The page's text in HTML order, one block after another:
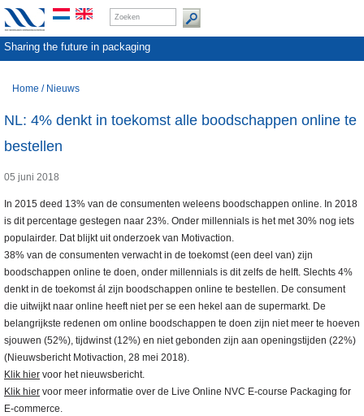
Sharing the future in packaging
Home / Nieuws
NL: 4% denkt in toekomst alle boodschappen online te
bestellen
05 juni 2018
In 2015 deed 13% van de consumenten weleens boodschappen online. In 2018
is dit percentage gestegen naar 23%. Onder millennials is het met 30% nog iets
populairder. Dat blijkt uit onderzoek van Motivaction.
38% van de consumenten verwacht in de toekomst (een deel van) zijn
boodschappen online te doen, onder millennials is dit zelfs de helft. Slechts 4%
denkt in de toekomst ál zijn boodschappen online te bestellen. De consument
die uitwijkt naar online heeft niet per se een hekel aan de supermarkt. De
belangrijkste redenen om online boodschappen te doen zijn niet meer te hoeven
sjouwen (52%), tijdwinst (12%) en niet gebonden zijn aan openingstijden (22%)
(Nieuwsbericht Motivaction, 28 mei 2018).
Klik hier voor het nieuwsbericht.
Klik hier voor meer informatie over de Live Online NVC E-course Packaging for
E-commerce.